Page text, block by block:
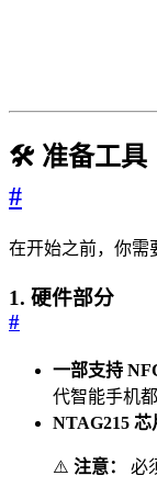
🛠️ 准备工具
#
在开始之前，你需
1. 硬件部分
#
一部支持
代智能手机都
NTAG215 芯
⚠️ 注意： 必